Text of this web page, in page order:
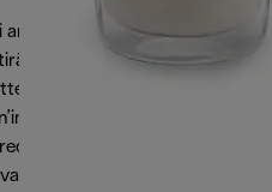
del caffè, il
di scoprire una vasta
e caffè ottenendo una
per creare
e 2 impostazioni
e una per le